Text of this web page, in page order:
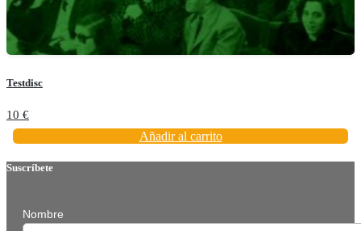
Testdisc
10 €
Añadir al carrito
Suscríbete
Nombre